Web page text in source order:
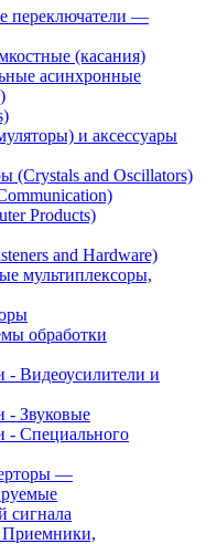
переключатели —
(касания)
асинхронные
и аксессуары
(Crystals and Oscillators)
Products)
and Hardware)
мультиплексоры,
обработки
Видеоусилители и
- Звуковые
- Специального
—
сигнала
Приемники,